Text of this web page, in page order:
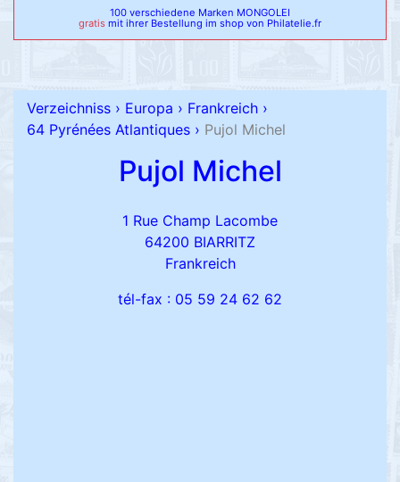
100 verschiedene Marken MONGOLEI
gratis mit ihrer Bestellung im shop von Philatelie.fr
Verzeichniss › Europa › Frankreich ›
64 Pyrénées Atlantiques › Pujol Michel
Pujol Michel
1 Rue Champ Lacombe
64200 BIARRITZ
Frankreich
tél-fax : 05 59 24 62 62